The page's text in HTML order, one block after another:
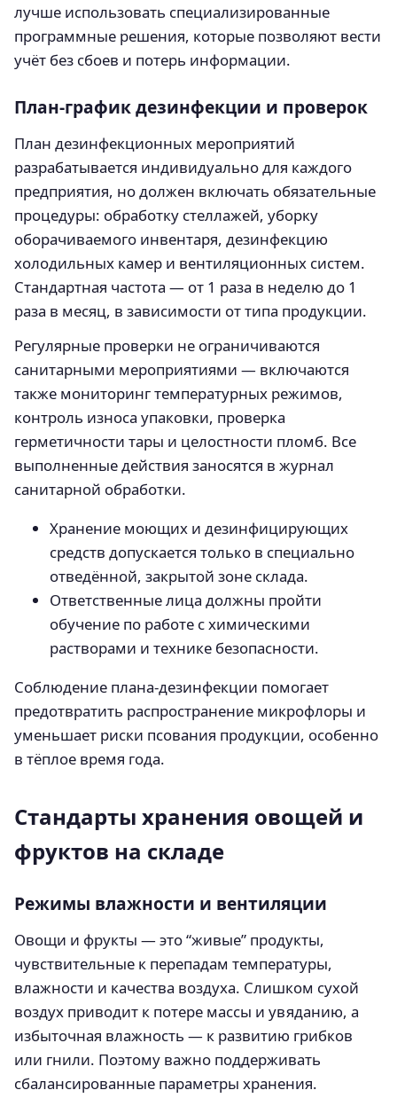
лучше использовать специализированные
программные решения, которые позволяют вести
учёт без сбоев и потерь информации.
План-график дезинфекции и проверок
План дезинфекционных мероприятий
разрабатывается индивидуально для каждого
предприятия, но должен включать обязательные
процедуры: обработку стеллажей, уборку
оборачиваемого инвентаря, дезинфекцию
холодильных камер и вентиляционных систем.
Стандартная частота — от 1 раза в неделю до 1
раза в месяц, в зависимости от типа продукции.
Регулярные проверки не ограничиваются
санитарными мероприятиями — включаются
также мониторинг температурных режимов,
контроль износа упаковки, проверка
герметичности тары и целостности пломб. Все
выполненные действия заносятся в журнал
санитарной обработки.
Хранение моющих и дезинфицирующих
средств допускается только в специально
отведённой, закрытой зоне склада.
Ответственные лица должны пройти
обучение по работе с химическими
растворами и технике безопасности.
Соблюдение плана-дезинфекции помогает
предотвратить распространение микрофлоры и
уменьшает риски псования продукции, особенно
в тёплое время года.
Стандарты хранения овощей и
фруктов на складе
Режимы влажности и вентиляции
Овощи и фрукты — это “живые” продукты,
чувствительные к перепадам температуры,
влажности и качества воздуха. Слишком сухой
воздух приводит к потере массы и увяданию, а
избыточная влажность — к развитию грибков
или гнили. Поэтому важно поддерживать
сбалансированные параметры хранения.